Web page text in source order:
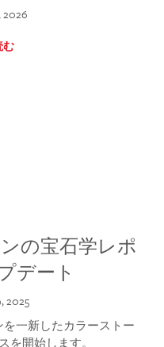
2026
む
の宝石学レポ
デート
2025
一新したカラーストー
を開始します。